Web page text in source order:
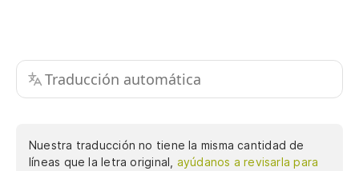
Traducción automática
Nuestra traducción no tiene la misma cantidad de
líneas que la letra original, ayúdanos a revisarla para